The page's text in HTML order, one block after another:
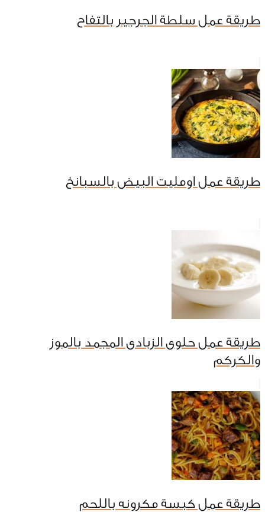
طريقة عمل سلطة الجرجير بالتفاح
طريقة عمل اومليت البيض بالسبانخ
طريقة عمل حلوى الزبادى المجمد بالموز
والكركم
طريقة عمل كبسة مكرونه باللحم